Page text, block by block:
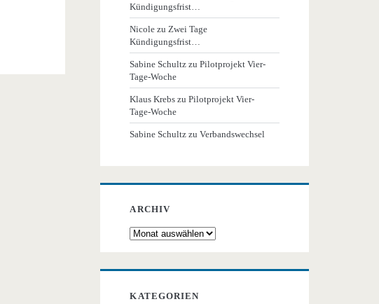
Kündigungsfrist…
Nicole zu Zwei Tage
Kündigungsfrist…
Sabine Schultz zuPilotprojekt Vier-
Tage-Woche
Klaus Krebs zuPilotprojekt Vier-
Tage-Woche
Sabine Schultz zuVerbandswechsel
ARCHIV
Archiv
KATEGORIEN